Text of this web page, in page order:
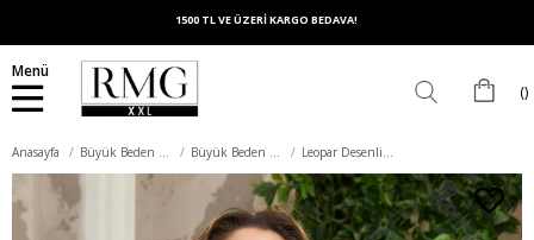
1500 TL VE ÜZERİ KARGO BEDAVA!
Menü
Anasayfa Büyük Beden Dış Giyim Büyük Beden Mont Leopar Desenli Büyük Beden Kürk Mont